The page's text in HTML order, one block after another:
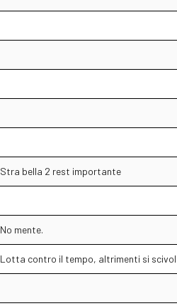
Stra bella 2 rest importante
No mente.
Lotta contro il tempo, altrimenti si